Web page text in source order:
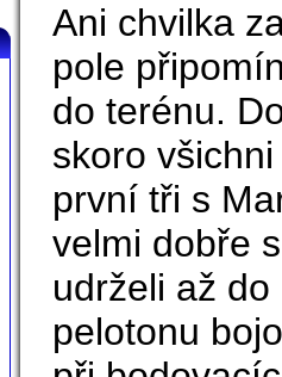
Ani chvilka
pole
do terénu.
skoro
první tři s
velmi dobře
udrželi až
pelotonu